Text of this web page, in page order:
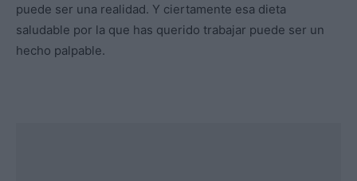
puede ser una realidad. Y ciertamente esa dieta
saludable por la que has querido trabajar puede ser un
hecho palpable.